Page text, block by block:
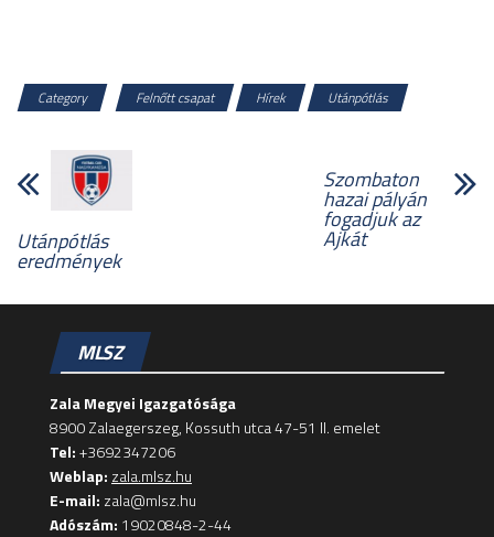
Category Felnőtt csapat Hírek Utánpótlás
Utánpótlás
eredmények
Szombaton
hazai pályán
fogadjuk az
Ajkát
MLSZ
Zala Megyei Igazgatósága
8900 Zalaegerszeg, Kossuth utca 47-51 II. emelet
Tel:+3692347206
Weblap: zala.mlsz.hu
E-mail: zala@mlsz.hu
Adószám: 19020848-2-44